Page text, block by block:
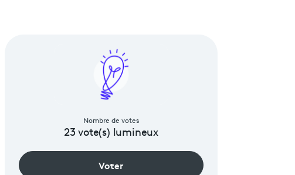
Nombre de votes
23vote(s) lumineux
Voter